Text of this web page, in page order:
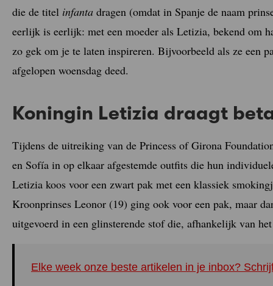
die de titel infanta dragen (omdat in Spanje de naam
eerlijk is eerlijk: met een moeder als Letizia, bekend om
zo gek om je te laten inspireren. Bijvoorbeeld als ze een
afgelopen woensdag deed.
Koningin Letizia draagt
Tijdens de uitreiking van de Princess of Girona
en Sofía in op elkaar afgestemde outfits die hun
Letizia koos voor een zwart pak met een klassiek
Kroonprinses Leonor (19) ging ook voor een pak, maar
uitgevoerd in een glinsterende stof die, afhankelijk van
Elke week onze beste artikelen in je inbox?